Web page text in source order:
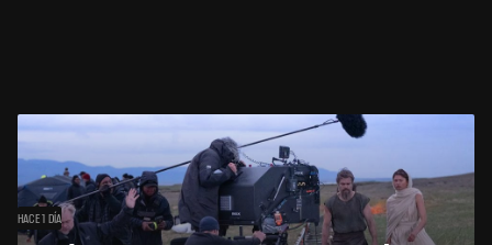
HACE 1 DÍA